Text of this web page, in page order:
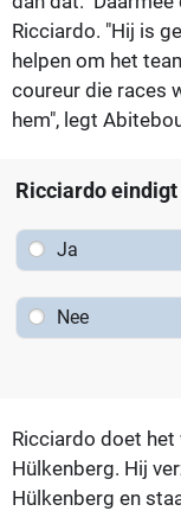
Ricciardo. "Hij is
helpen om het
coureur die races
hem", legt
Ricciardo
Ja
Nee
Ricciardo doet
Hülkenberg. Hij
Hülkenberg en